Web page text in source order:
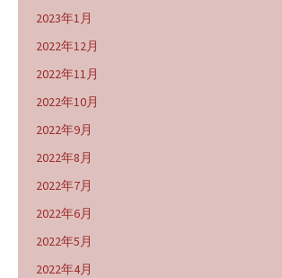
2023年1月
2022年12月
2022年11月
2022年10月
2022年9月
2022年8月
2022年7月
2022年6月
2022年5月
2022年4月